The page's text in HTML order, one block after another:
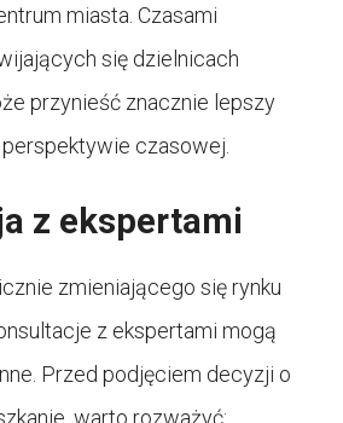
miasta. Czasami
się dzielnicach
przynieść znacznie lepszy
czasowej.
z ekspertami
zmieniającego się rynku
z ekspertami mogą
Przed podjęciem decyzji o
warto rozważyć: